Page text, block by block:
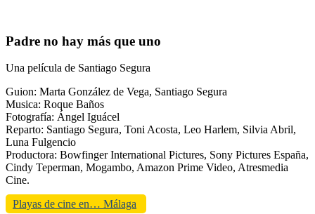
Padre no hay más que uno
Una película de Santiago Segura
Guion: Marta González de Vega, Santiago Segura
Musica: Roque Baños
Fotografía: Ángel Iguácel
Reparto: Santiago Segura, Toni Acosta, Leo Harlem, Silvia Abril,
Luna Fulgencio
Productora: Bowfinger International Pictures, Sony Pictures España,
Cindy Teperman, Mogambo, Amazon Prime Video, Atresmedia
Cine.
Playas de cine en… Málaga